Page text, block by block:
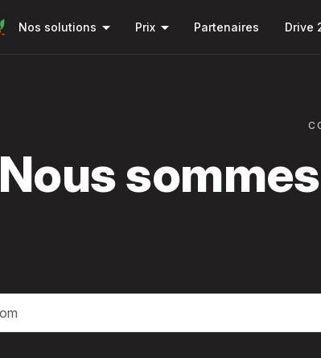
Nos solutions arrow_drop_down Prix arrow_drop_down Partenaires Drive
Nous